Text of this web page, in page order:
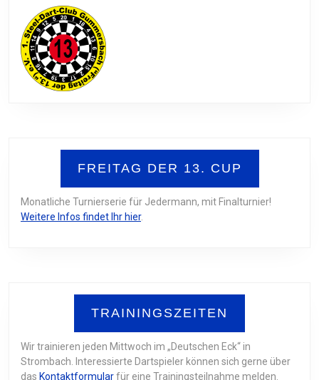
FREITAG DER 13. CUP
Monatliche Turnierserie für Jedermann, mit Finalturnier!
Weitere Infos findet Ihr hier.
TRAININGSZEITEN
Wir trainieren jeden Mittwoch im „Deutschen Eck“ in
Strombach. Interessierte Dartspieler können sich gerne über
das Kontaktformularfür eine Trainingsteilnahme melden.